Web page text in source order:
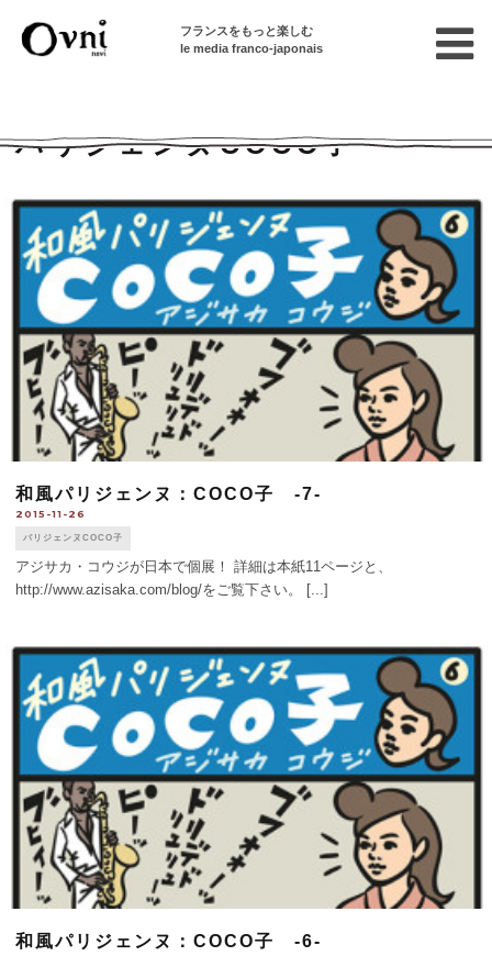
フランスをもっと楽しむ
le media franco-japonais
パリジェンヌCOCO子
和風パリジェンヌ：COCO子 -7-
2015-11-26
パリジェンヌCOCO子
アジサカ・コウジが日本で個展！ 詳細は本紙11ページと、
http://www.azisaka.com/blog/をご覧下さい。 [...]
和風パリジェンヌ：COCO子 -6-